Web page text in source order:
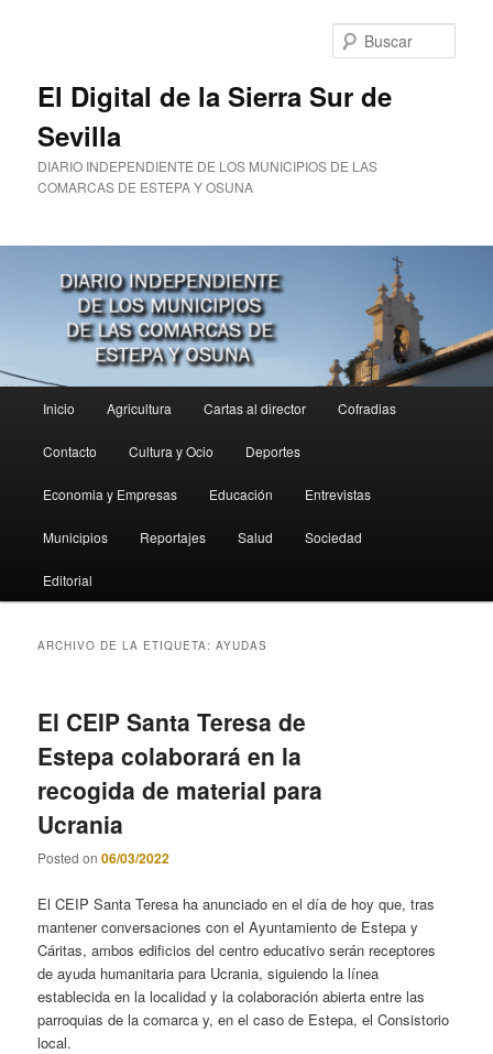
El Digital de la Sierra Sur de
Sevilla
DIARIO INDEPENDIENTE DE LOS MUNICIPIOS DE LAS
COMARCAS DE ESTEPA Y OSUNA
principal
Inicio Agricultura Cartas al director Cofradias
Contacto Cultura y Ocio Deportes
Economia y Empresas Educación Entrevistas
Municipios Reportajes Salud Sociedad
Editorial
ARCHIVO DE LA ETIQUETA:AYUDAS
El CEIP Santa Teresa de
Estepa colaborará en la
recogida de material para
Ucrania
Posted on06/03/2022
El CEIP Santa Teresa ha anunciado en el día de hoy que, tras
mantener conversaciones con el Ayuntamiento de Estepa y
Cáritas, ambos edificios del centro educativo serán receptores
de ayuda humanitaria para Ucrania, siguiendo la línea
establecida en la localidad y la colaboración abierta entre las
parroquias de la comarca y, en el caso de Estepa, el Consistorio
local.